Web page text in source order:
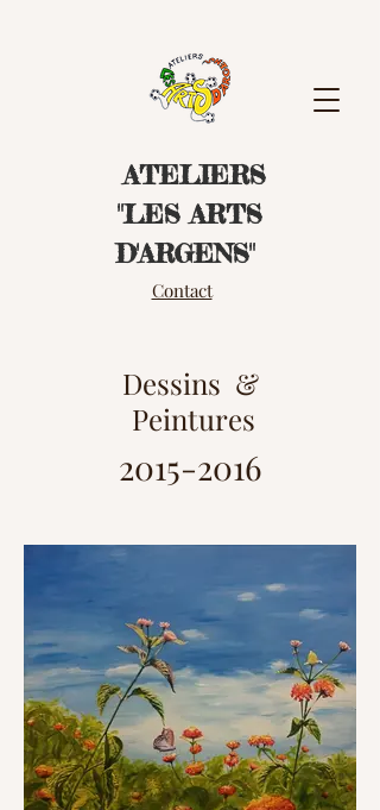
ATELIERS
"LES ARTS
D'ARGENS"
Contact
Dessins &
Peintures
2015-2016